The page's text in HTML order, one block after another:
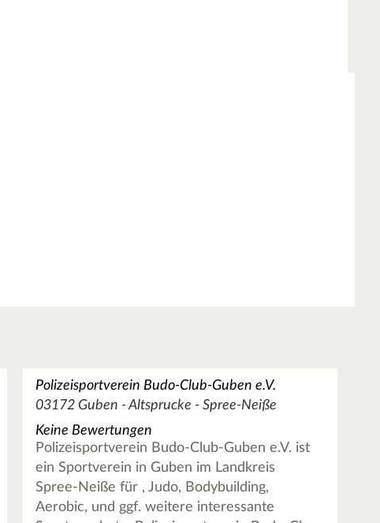
Polizeisportverein Budo-Club-Guben e.V.
03172 Guben - Altsprucke - Spree-Neiße
Keine Bewertungen
Polizeisportverein Budo-Club-Guben e.V. ist
ein Sportverein in Guben im Landkreis
Spree-Neiße für , Judo, Bodybuilding,
Aerobic, und ggf. weitere interessante